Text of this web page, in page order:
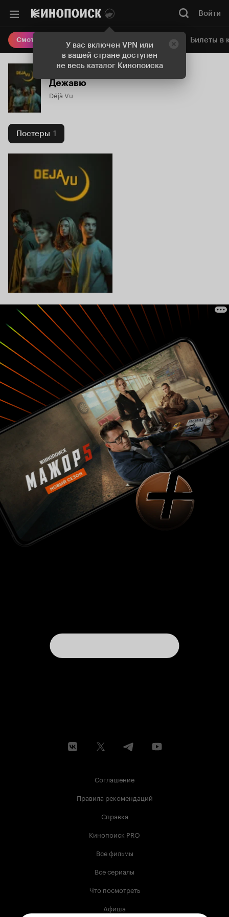
У вас включен VPN или
в вашей стране доступен
не весь каталог Кинопоиска
Войти
Смотреть кино Онлайн-кинотеатр Билеты в
Дежавю
Déjà Vu
Постеры 1
Соглашение
Правила рекомендаций
Справка
Кинопоиск PRO
Все фильмы
Все сериалы
Что посмотреть
Афиша